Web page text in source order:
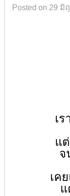
Posted on 29 มิ
เ
แ
จ
เค